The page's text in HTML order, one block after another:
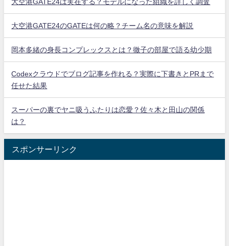
大空港GATE24のGATEは何の略？チーム名の意味を解説
岡本多緒の身長コンプレックスとは？徹子の部屋で語る幼少期
Codexクラウドでブログ記事を作れる？実際に下書きとPRまで
任せた結果
スーパーの裏でヤニ吸うふたりは恋愛？佐々木と田山の関係
は？
スポンサーリンク